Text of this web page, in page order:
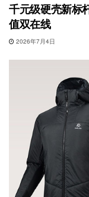
千元级硬壳新标
值双在线
2026年7月4日